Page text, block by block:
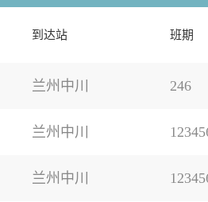
到达站 班期
兰州中川 246
兰州中川
兰州中川